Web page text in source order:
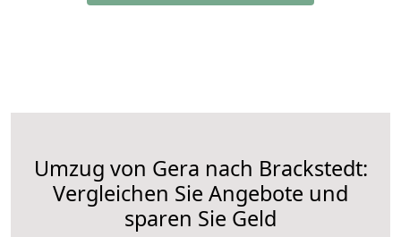
Umzug von Gera nach Brackstedt:
Vergleichen Sie Angebote und
sparen Sie Geld